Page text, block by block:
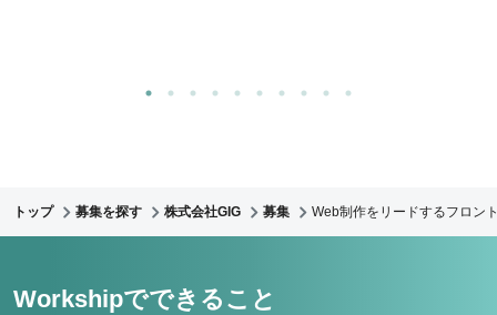
トップ 募集を探す 株式会社GIG 募集 Web制作をリードするフロン
Workshipでできること